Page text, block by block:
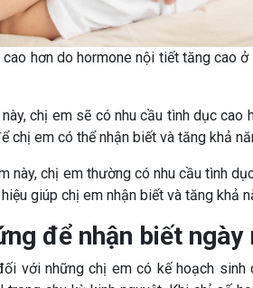
hơn do hormone nội tiết tăng cao
chị em sẽ có nhu cầu tình dục cao
chị em có thể nhận biết và tăng khả
này, chị em thường có nhu cầu tình
giúp chị em nhận biết và tăng khả
để nhận biết
với những chị em có kế hoạch sinh